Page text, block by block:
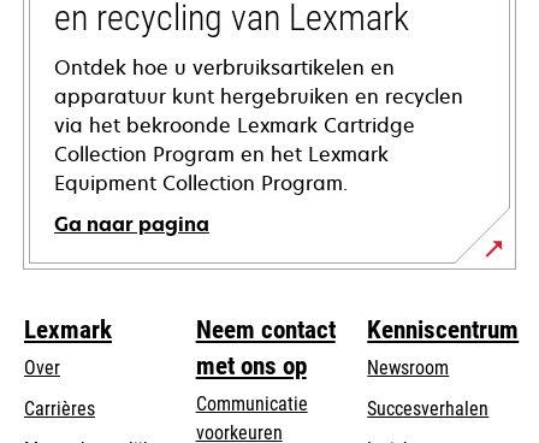
en recycling van Lexmark
Ontdek hoe u verbruiksartikelen en
apparatuur kunt hergebruiken en recyclen
via het bekroonde Lexmark Cartridge
Collection Program en het Lexmark
Equipment Collection Program.
Ga naar pagina
Lexmark
Over
Carrières
Neem contact
met ons op
Communicatie
voorkeuren
Kenniscentrum
Newsroom
Succesverhalen